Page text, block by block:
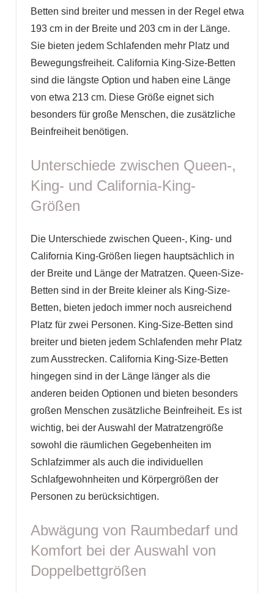
Betten sind breiter und messen in der Regel etwa
193 cm in der Breite und 203 cm in der Länge.
Sie bieten jedem Schlafenden mehr Platz und
Bewegungsfreiheit. California King-Size-Betten
sind die längste Option und haben eine Länge
von etwa 213 cm. Diese Größe eignet sich
besonders für große Menschen, die zusätzliche
Beinfreiheit benötigen.
Unterschiede zwischen Queen-,
King- und California-King-
Größen
Die Unterschiede zwischen Queen-, King- und
California King-Größen liegen hauptsächlich in
der Breite und Länge der Matratzen. Queen-Size-
Betten sind in der Breite kleiner als King-Size-
Betten, bieten jedoch immer noch ausreichend
Platz für zwei Personen. King-Size-Betten sind
breiter und bieten jedem Schlafenden mehr Platz
zum Ausstrecken. California King-Size-Betten
hingegen sind in der Länge länger als die
anderen beiden Optionen und bieten besonders
großen Menschen zusätzliche Beinfreiheit. Es ist
wichtig, bei der Auswahl der Matratzengröße
sowohl die räumlichen Gegebenheiten im
Schlafzimmer als auch die individuellen
Schlafgewohnheiten und Körpergrößen der
Personen zu berücksichtigen.
Abwägung von Raumbedarf und
Komfort bei der Auswahl von
Doppelbettgrößen